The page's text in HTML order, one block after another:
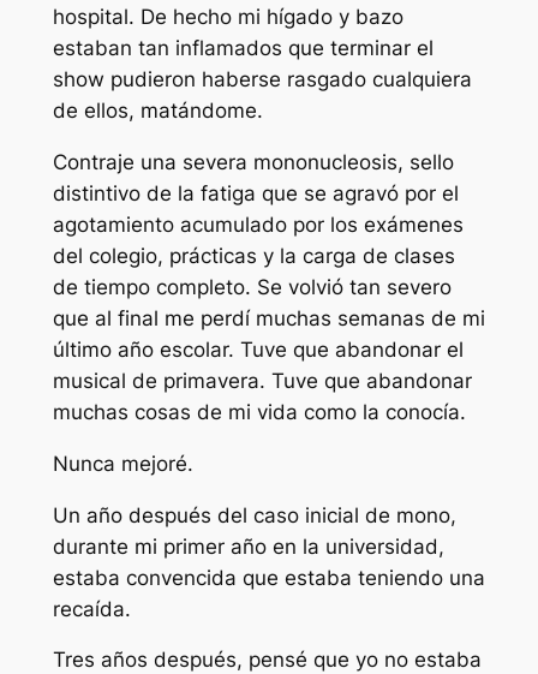
hospital. De hecho mi hígado y bazo
estaban tan inflamados que terminar el
show pudieron haberse rasgado cualquiera
de ellos, matándome.
Contraje una severa mononucleosis, sello
distintivo de la fatiga que se agravó por el
agotamiento acumulado por los exámenes
del colegio, prácticas y la carga de clases
de tiempo completo. Se volvió tan severo
que al final me perdí muchas semanas de mi
último año escolar. Tuve que abandonar el
musical de primavera. Tuve que abandonar
muchas cosas de mi vida como la conocía.
Nunca mejoré.
Un año después del caso inicial de mono,
durante mi primer año en la universidad,
estaba convencida que estaba teniendo una
recaída.
Tres años después, pensé que yo no estaba